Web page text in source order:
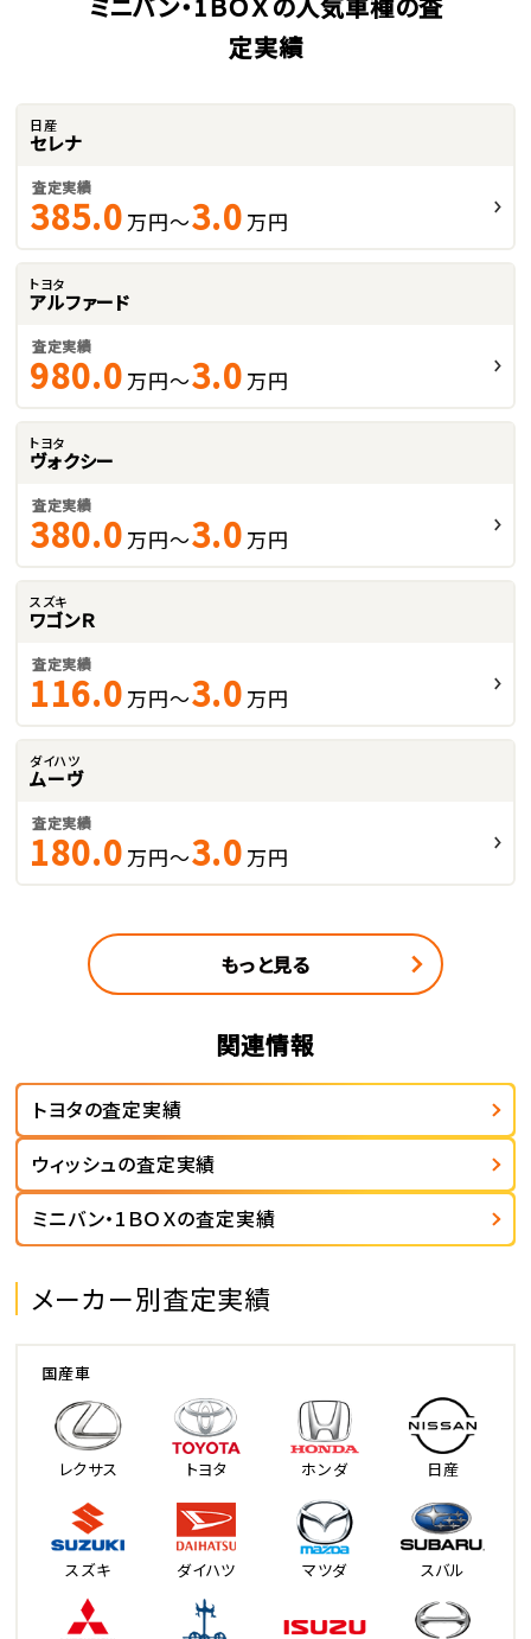
定実績
日産
セレナ
査定実績
385.0 万円～3.0 万円
トヨタ
アルファード
査定実績
980.0 万円～3.0 万円
トヨタ
ヴォクシー
査定実績
380.0 万円～3.0 万円
スズキ
ワゴンＲ
査定実績
116.0 万円～3.0 万円
ダイハツ
ムーヴ
査定実績
180.0 万円～3.0 万円
もっと見る
関連情報
トヨタの査定実績
ウィッシュの査定実績
ミニバン・1ＢＯＸの査定実績
メーカー別査定実績
国産車
レクサス トヨタ ホンダ 日産
スズキ ダイハツ マツダ スバル